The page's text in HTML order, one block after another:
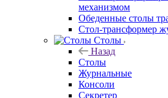
механизмом
Обеденные столы
Стол-трансформер
Столы
Назад
Столы
Журнальные
Консоли
Секретер